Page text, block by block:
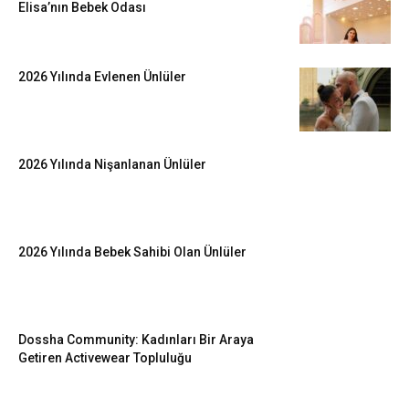
Elisa’nın Bebek Odası
2026 Yılında Evlenen Ünlüler
2026 Yılında Nişanlanan Ünlüler
2026 Yılında Bebek Sahibi Olan Ünlüler
Dossha Community: Kadınları Bir Araya
Getiren Activewear Topluluğu